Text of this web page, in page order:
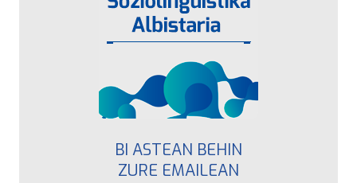
BI ASTEAN BEHIN
ZURE EMAILEAN